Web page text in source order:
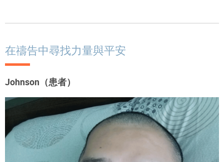
在禱告中尋找力量與平安
Johnson（患者）